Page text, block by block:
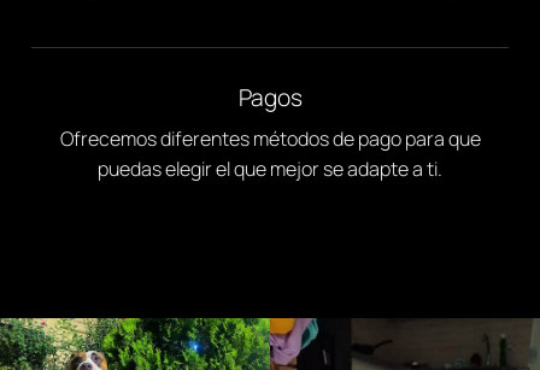
Pagos
Ofrecemos diferentes métodos de pago para que
puedas elegir el que mejor se adapte a ti.